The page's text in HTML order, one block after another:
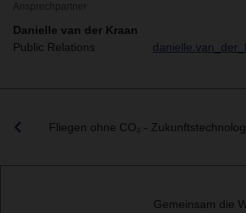
Ansprechpartner
Danielle van der Kraan
Public Relations
Fliegen ohne CO₂ -
Gemeinsam die